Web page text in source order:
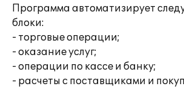
Программа автоматизирует
блоки:
- торговые операции;
- оказание услуг;
- операции по кассе и банку;
- расчеты с поставщиками и